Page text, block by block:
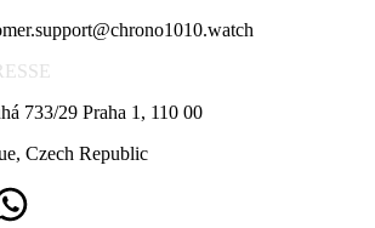
733/29 Praha 1, 110 00
Czech Republic